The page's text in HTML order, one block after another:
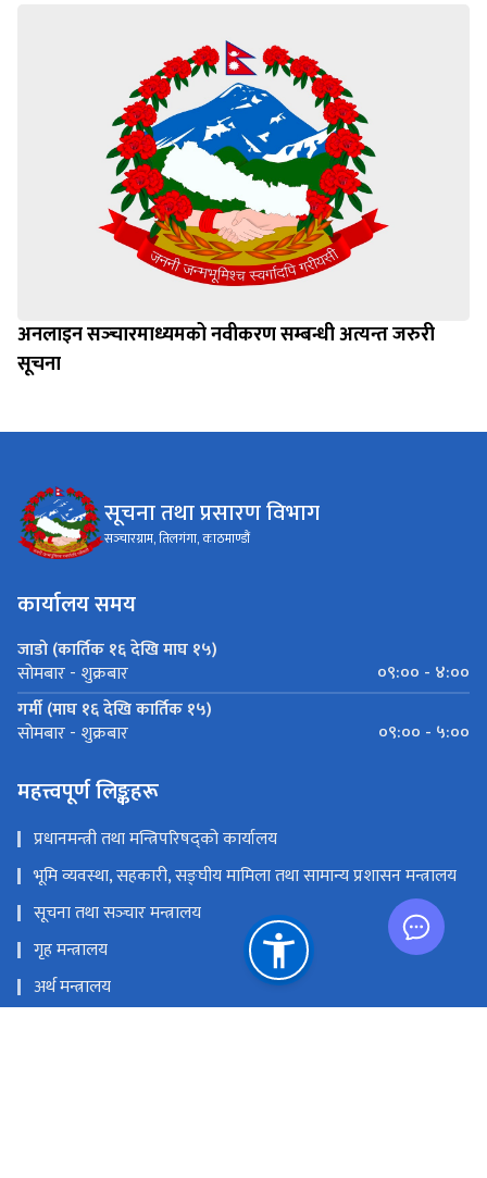
अनलाइन सञ्‍चारमाध्यमको नवीकरण सम्बन्धी अत्यन्त जरुरी
सूचना
सूचना तथा प्रसारण विभाग
सञ्‍चारग्राम, तिलगंगा, काठमाण्डौं
कार्यालय समय
जाडो (कार्तिक १६ देखि माघ १५)
सोमबार - शुक्रबार
०९:०० - ४:००
गर्मी (माघ १६ देखि कार्तिक १५)
सोमबार - शुक्रबार ०९:०० - ५:००
महत्त्वपूर्ण लिङ्कहरू
प्रधानमन्त्री तथा मन्त्रिपरिषद्को कार्यालय
भूमि व्यवस्था, सहकारी, सङ्‍घीय मामिला तथा सामान्य प्रशासन मन्त्रालय
सूचना तथा सञ्‍चार मन्त्रालय
गृह मन्त्रालय
अर्थ मन्त्रालय